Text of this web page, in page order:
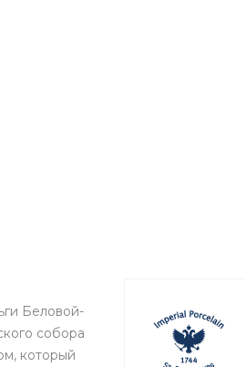
Беловой-
собора
который